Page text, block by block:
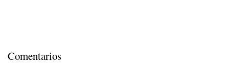
Comentarios